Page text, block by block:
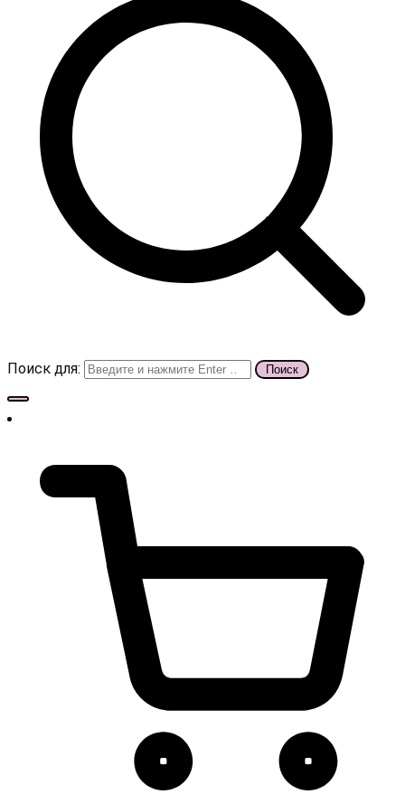
Поиск для: